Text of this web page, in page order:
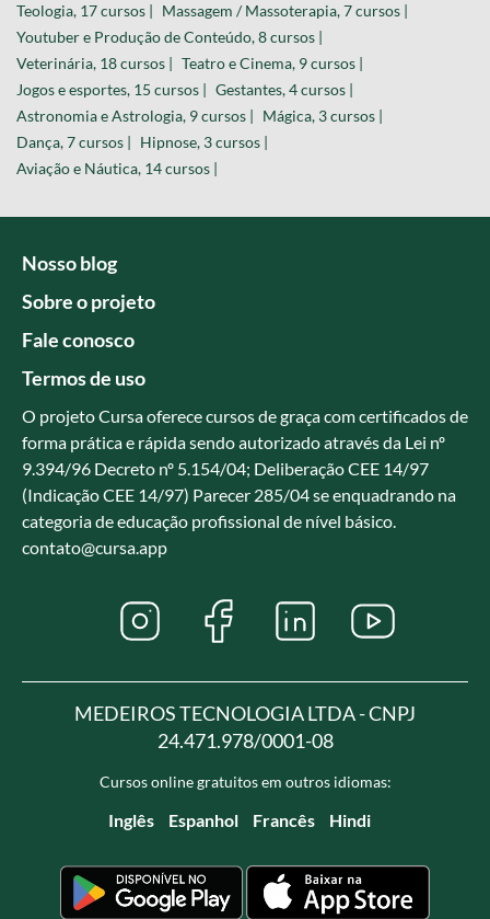
Teologia, 17 cursos | Massagem / Massoterapia, 7 cursos |
Youtuber e Produção de Conteúdo, 8 cursos |
Veterinária, 18 cursos | Teatro e Cinema, 9 cursos |
Jogos e esportes, 15 cursos | Gestantes, 4 cursos |
Astronomia e Astrologia, 9 cursos | Mágica, 3 cursos |
Dança, 7 cursos | Hipnose, 3 cursos |
Aviação e Náutica, 14 cursos |
Nosso blog
Sobre o projeto
Fale conosco
Termos de uso
O projeto Cursa oferece cursos de graça com certificados de
forma prática e rápida sendo autorizado através da Lei nº
9.394/96 Decreto nº 5.154/04; Deliberação CEE 14/97
(Indicação CEE 14/97) Parecer 285/04 se enquadrando na
categoria de educação profissional de nível básico.
contato@cursa.app
MEDEIROS TECNOLOGIA LTDA - CNPJ
24.471.978/0001-08
Cursos online gratuitos em outros idiomas:
Inglês Espanhol Francês Hindi